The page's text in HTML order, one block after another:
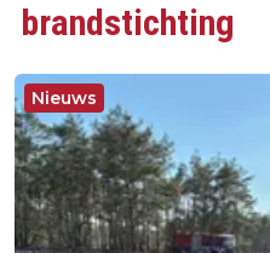
brandstichting
Nieuws